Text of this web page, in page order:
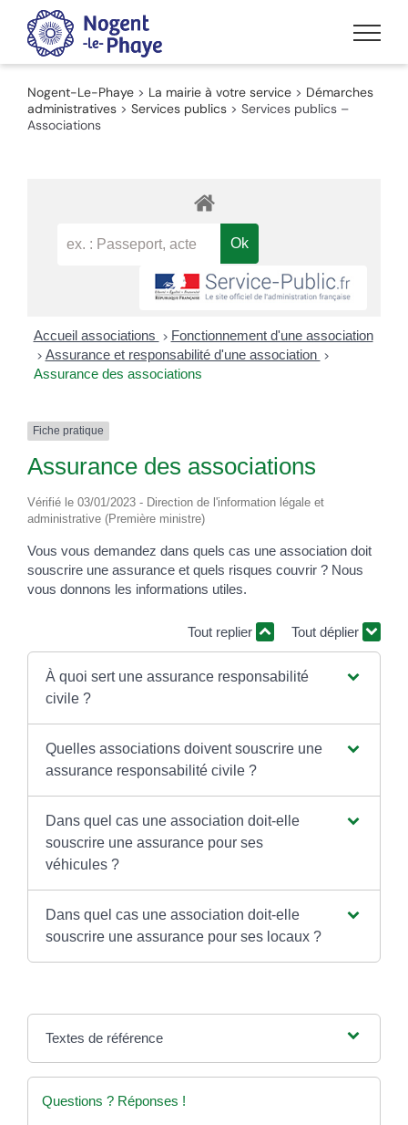
Passer
contenu
Nogent-Le-Phaye > La mairie à votre service > Démarches
administratives > Services publics > Services publics –
Associations
Accueil associations > Fonctionnement d'une association
> Assurance et responsabilité d'une association >
Assurance des associations
Fiche pratique
Assurance des associations
Vérifié le 03/01/2023 - Direction de l'information légale et
administrative (Première ministre)
Vous vous demandez dans quels cas une association doit
souscrire une assurance et quels risques couvrir ? Nous
vous donnons les informations utiles.
Tout replier Tout déplier
À quoi sert une assurance responsabilité
civile ?
Quelles associations doivent souscrire une
assurance responsabilité civile ?
Dans quel cas une association doit-elle
souscrire une assurance pour ses
véhicules ?
Dans quel cas une association doit-elle
souscrire une assurance pour ses locaux ?
Textes de référence
Questions ? Réponses !